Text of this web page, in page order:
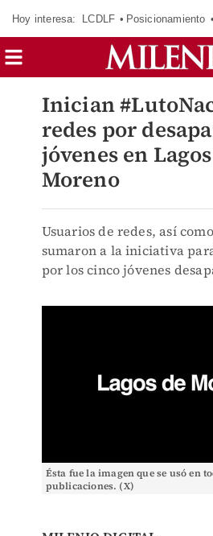
Hoy interesa: LCDLF Posicionamiento
Inician
redes por
jóvenes en
Moreno
Usuarios de redes, así
sumaron a la iniciativa
por los cinco jóvenes
Ésta fue la imagen que se usó en
publicaciones. (X)